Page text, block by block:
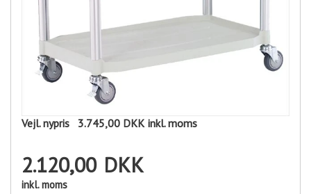
Vejl. nypris 3.745,00 DKK inkl. moms
2.120,00 DKK
inkl. moms